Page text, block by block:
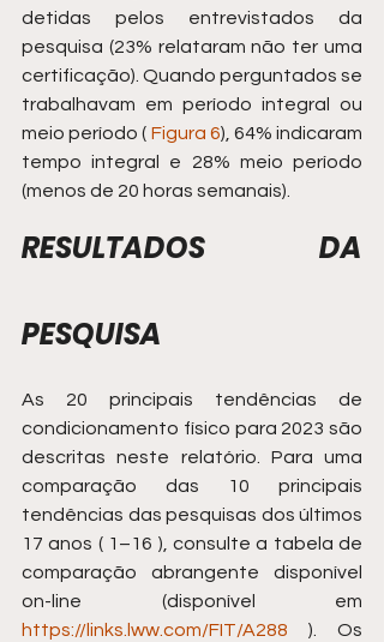
detidas pelos entrevistados da
pesquisa (23% relataram não ter uma
certificação). Quando perguntados se
trabalhavam em período integral ou
meio período ( Figura 6), 64% indicaram
tempo integral e 28% meio período
(menos de 20 horas semanais).
RESULTADOS DA
PESQUISA
As 20 principais tendências de
condicionamento físico para 2023 são
descritas neste relatório. Para uma
comparação das 10 principais
tendências das pesquisas dos últimos
17 anos ( 1–16 ), consulte a tabela de
comparação abrangente disponível
https://links.lww.com/FIT/A288 ). Os